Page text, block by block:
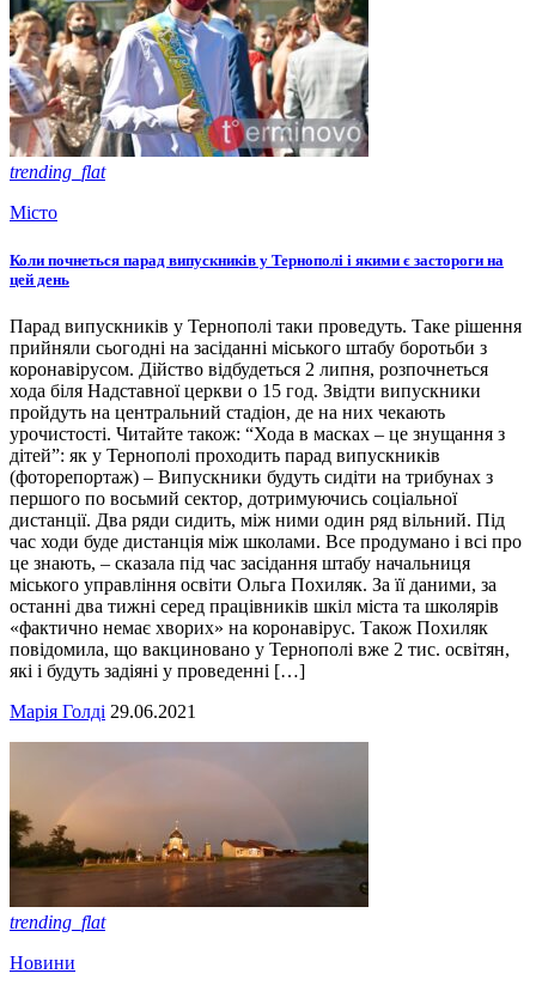
trending_flat
Місто
Коли почнеться парад випускників у Тернополі і якими є застороги на
цей день
Парад випускників у Тернополі таки проведуть. Таке рішення
прийняли сьогодні на засіданні міського штабу боротьби з
коронавірусом. Дійство відбудеться 2 липня, розпочнеться
хода біля Надставної церкви о 15 год. Звідти випускники
пройдуть на центральний стадіон, де на них чекають
урочистості. Читайте також: “Хода в масках – це знущання з
дітей”: як у Тернополі проходить парад випускників
(фоторепортаж) – Випускники будуть сидіти на трибунах з
першого по восьмий сектор, дотримуючись соціальної
дистанції. Два ряди сидить, між ними один ряд вільний. Під
час ходи буде дистанція між школами. Все продумано і всі про
це знають, – сказала під час засідання штабу начальниця
міського управління освіти Ольга Похиляк. За її даними, за
останні два тижні серед працівників шкіл міста та школярів
«фактично немає хворих» на коронавірус. Також Похиляк
повідомила, що вакциновано у Тернополі вже 2 тис. освітян,
які і будуть задіяні у проведенні […]
Марія Голді 29.06.2021
trending_flat
Новини